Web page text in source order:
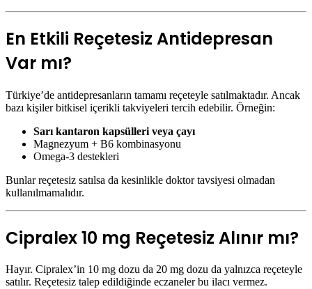
En Etkili Reçetesiz Antidepresan
Var mı?
Türkiye’de antidepresanların tamamı reçeteyle satılmaktadır. Ancak
bazı kişiler bitkisel içerikli takviyeleri tercih edebilir. Örneğin:
Sarı kantaron kapsülleri veya çayı
Magnezyum + B6 kombinasyonu
Omega-3 destekleri
Bunlar reçetesiz satılsa da kesinlikle doktor tavsiyesi olmadan
kullanılmamalıdır.
Cipralex 10 mg Reçetesiz Alınır mı?
Hayır. Cipralex’in 10 mg dozu da 20 mg dozu da yalnızca reçeteyle
satılır. Reçetesiz talep edildiğinde eczaneler bu ilacı vermez.